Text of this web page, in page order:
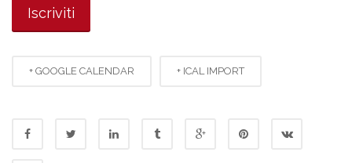
+ GOOGLE CALENDAR + ICAL IMPORT